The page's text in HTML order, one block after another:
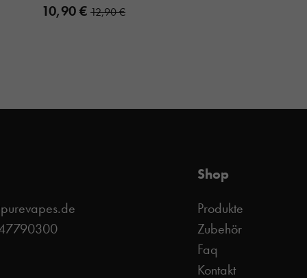
10,90 € 12,90 €
Shop
Produkte
Zubehör
Faq
Kontakt